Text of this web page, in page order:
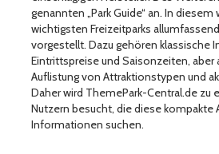
genannten „Park Guide“ an. In diesem
wichtigsten Freizeitparks
vorgestellt. Dazu gehören klassische
Eintrittspreise und Saisonzeiten, aber
Auflistung von Attraktionstypen und
Daher wird ThemePark-Central.de zu
Nutzern besucht, die diese kompakte
Informationen suchen.